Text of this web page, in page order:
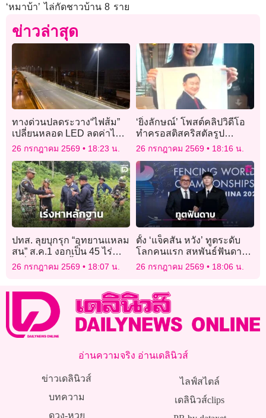
‘หมาบ้า’ ไล่กัดชาวบ้าน 8 ราย
ข่าวล่าสุด
ทางด่วนปลดระวาง“ไฟส้ม”
เปลี่ยนหลอด LED ลดค่าไฟ
75 ล้าน/ปี
26 กรกฎาคม 2569 18:23 น.
‘ยิ่งลักษณ์’ โพสต์คลิปวิดีโอ
ทำครอสติสคริสตัลรูป
‘ทักษิณ’ พร้อมอวยพรวันเกิด
26 กรกฎาคม 2569 18:16 น.
ปทส. ลุยบุกรุก “อุทยานแหลม
สน” ส.ค.1 งอกเป็น 45 ไร่
เปลี่ยนมือ 5 ครั้ง ตกอยู่ในมือ
นายทุน
26 กรกฎาคม 2569 18:07 น.
ตั้ง ‘แจ็คสัน หวัง’ ทูตระดับ
โลกคนแรก สหพันธ์ฟันดาบ
นานาชาติ
26 กรกฎาคม 2569 18:06 น.
อ่านความจริง อ่านเดลินิวส์
ข่าวเดลินิวส์
บทความ
ดวง-หวย
ไลฟ์สไตล์
เดลินิวส์clips